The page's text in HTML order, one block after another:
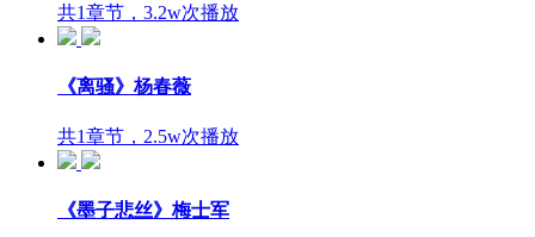
共1章节，3.2w次播放
《离骚》杨春薇
共1章节，2.5w次播放
《墨子悲丝》梅士军